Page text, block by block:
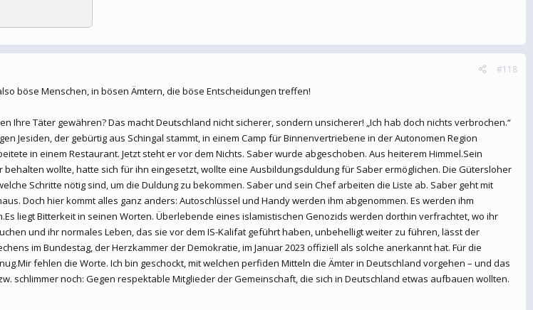
#118
böse Menschen, in bösen Ämtern, die böse Entscheidungen treffen!
Ihre Täter gewähren? Das macht Deutschland nicht sicherer, sondern unsicherer! „Ich hab doch nichts verbrochen.“
Jesiden, der gebürtig aus Schingal stammt, in einem Camp für Binnenvertriebene in der Autonomen Region
in einem Restaurant. Jetzt steht er vor dem Nichts. Saber wurde abgeschoben. Aus heiterem Himmel.Sein
wollte, hatte sich für ihn eingesetzt, wollte eine Ausbildungsduldung für Saber ermöglichen. Die Gütersloher
Schritte nötig sind, um die Duldung zu bekommen. Saber und sein Chef arbeiten die Liste ab. Saber geht mit
Doch hier kommt alles ganz anders: Autoschlüssel und Handy werden ihm abgenommen. Es werden ihm
liegt Bitterkeit in seinen Worten. Überlebende eines islamistischen Genozids werden dorthin verfrachtet, wo ihr
und ihr normales Leben, das sie vor dem IS-Kalifat geführt haben, unbehelligt weiter zu führen, lässt der
im Bundestag, der Herzkammer der Demokratie, im Januar 2023 offiziell als solche anerkannt hat. Für die
fehlen die Worte. Ich bin geschockt, mit welchen perfiden Mitteln die Ämter in Deutschland vorgehen – und das
schlimmer noch: Gegen respektable Mitglieder der Gemeinschaft, die sich in Deutschland etwas aufbauen wollten.